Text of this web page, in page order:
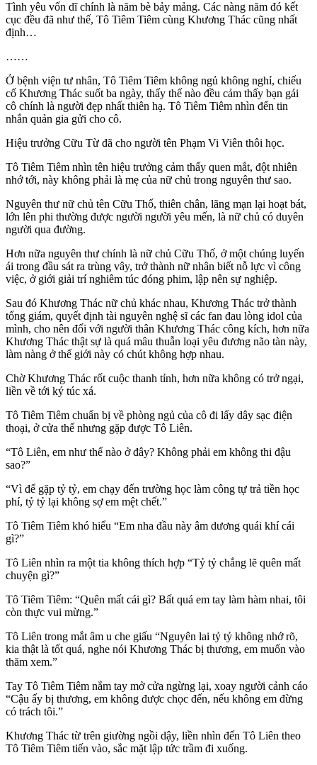
Tình yêu vốn dĩ chính là năm bè bảy mảng. Các nàng năm đó kết
cục đều đã như thế, Tô Tiêm Tiêm cùng Khương Thác cũng nhất
định…
……
Ở bệnh viện tư nhân, Tô Tiêm Tiêm không ngủ không nghỉ, chiếu
cố Khương Thác suốt ba ngày, thấy thế nào đều cảm thấy bạn gái
cô chính là người đẹp nhất thiên hạ. Tô Tiêm Tiêm nhìn đến tin
nhắn quản gia gửi cho cô.
Hiệu trưởng Cữu Từ đã cho người tên Phạm Vi Viên thôi học.
Tô Tiêm Tiêm nhìn tên hiệu trưởng cảm thấy quen mắt, đột nhiên
nhớ tới, này không phải là mẹ của nữ chủ trong nguyên thư sao.
Nguyên thư nữ chủ tên Cữu Thố, thiên chân, lãng mạn lại hoạt bát,
lớn lên phi thường được người người yêu mến, là nữ chủ có duyên
người qua đường.
Hơn nữa nguyên thư chính là nữ chủ Cữu Thố, ở một chúng luyến
ái trong đầu sát ra trùng vây, trở thành nữ nhân biết nỗ lực vì công
việc, ở giới giải trí nghiêm túc đóng phim, lập nên sự nghiệp.
Sau đó Khương Thác nữ chủ khác nhau, Khương Thác trở thành
tổng giám, quyết định tài nguyên nghệ sĩ các fan đau lòng idol của
mình, cho nên đối với người thân Khương Thác công kích, hơn nữa
Khương Thác thật sự là quá mâu thuẫn loại yêu đương não tàn này,
làm nàng ở thế giới này có chút không hợp nhau.
Chờ Khương Thác rốt cuộc thanh tỉnh, hơn nữa không có trở ngại,
liền về tới ký túc xá.
Tô Tiêm Tiêm chuẩn bị về phòng ngủ của cô đi lấy dây sạc điện
thoại, ở cửa thế nhưng gặp được Tô Liên.
“Tô Liên, em như thế nào ở đây? Không phải em không thi đậu
sao?”
“Vì để gặp tỷ tỷ, em chạy đến trường học làm công tự trả tiền học
phí, tỷ tỷ lại không sợ em mệt chết.”
Tô Tiêm Tiêm khó hiểu “Em nha đầu này âm dương quái khí cái
gì?”
Tô Liên nhìn ra một tia không thích hợp “Tỷ tỷ chẳng lẽ quên mất
chuyện gì?”
Tô Tiêm Tiêm: “Quên mất cái gì? Bất quá em tay làm hàm nhai, tôi
còn thực vui mừng.”
Tô Liên trong mắt âm u che giấu “Nguyên lai tỷ tỷ không nhớ rõ,
kia thật là tốt quá, nghe nói Khương Thác bị thương, em muốn vào
thăm xem.”
Tay Tô Tiêm Tiêm nắm tay mở cửa ngừng lại, xoay người cảnh cáo
“Cậu ấy bị thương, em không được chọc đến, nếu không em đừng
có trách tôi.”
Khương Thác từ trên giường ngồi dậy, liền nhìn đến Tô Liên theo
Tô Tiêm Tiêm tiến vào, sắc mặt lập tức trầm đi xuống.